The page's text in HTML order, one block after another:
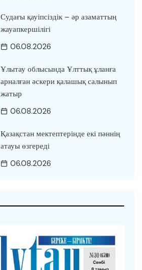
Судағы қауіпсіздік – әр азаматтың
жауапкершілігі
06.08.2026
Ұлытау облысында Ұлттық ұланға
арналған әскери қалашық салынып
жатыр
06.08.2026
Қазақстан мектептерінде екі пәннің
атауы өзгереді
06.08.2026